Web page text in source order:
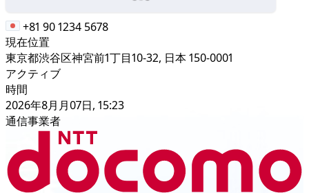
+81 90 1234 5678
現在位置
東京都渋谷区神宮前1丁目10-32, 日本 150-0001
アクティブ
時間
2026年8月月07日, 15:23
通信事業者